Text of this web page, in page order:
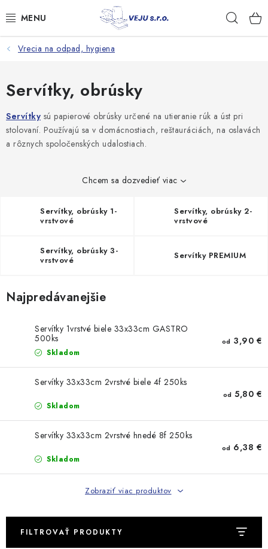
na
TAŠKY A VRECKÁ
FÓLIE, PAPIER, RUKAVICE
JEDNORÁZOVÝ RIAD
OBALY NA JEDLO
VRECIA NA ODPAD, HYGIENA
PÁSKY A DOPLNKY
Vrecia na odpad, hygiena
Servítky, obrúsky
Servítky sú papierové obrúsky určené na utieranie rúk a úst pri
stolovaní. Používajú sa v domácnostiach, reštauráciách, na oslavách
a rôznych spoločenských udalostiach.
Chcem sa dozvedieť viac
Servítky, obrúsky 1-
vrstvové
Servítky, obrúsky 2-
vrstvové
Servítky, obrúsky 3-
vrstvové
Servítky PREMIUM
Najpredávanejšie
Servítky 1vrstvé biele 33x33cm GASTRO
500ks
Skladom
od 3,90 €
Servítky 33x33cm 2vrstvé biele 4f 250ks
Skladom
od 5,80 €
Servítky 33x33cm 2vrstvé hnedé 8f 250ks
Skladom
od 6,38 €
Zobraziť viac produktov
FILTROVAŤ PRODUKTY